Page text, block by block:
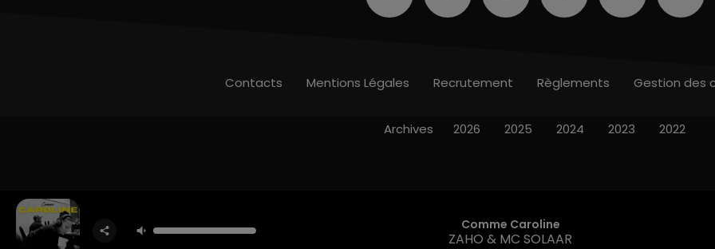
Comme Caroline
ZAHO & MC SOLAAR
Contacts Mentions Légales Recrutement Règlements Gestion des
Archives 2026 2025 2024 2023 2022